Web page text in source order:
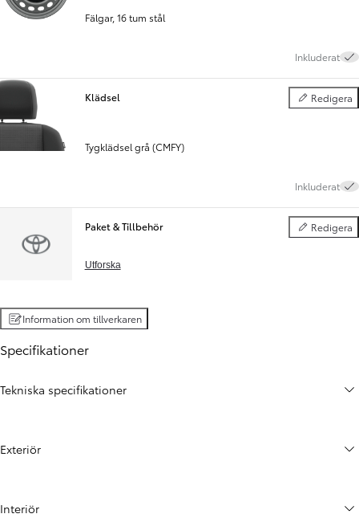
Fälgar, 16 tum stål
Inkluderat
Klädsel Redigera
Klädsel
Tygklädsel grå (CMFY)
Inkluderat
Paket & Tillbehör Redigera
Paket &
Utforska
Information om tillverkaren
Specifikationer
Tekniska specifikationer
Exteriör
Interiör